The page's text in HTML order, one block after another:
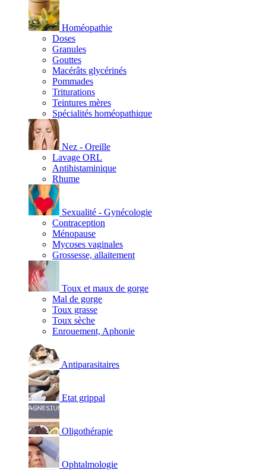
Homéopathie
Doses
Granules
Gouttes
Macérâts glycérinés
Pommades
Triturations
Teintures mères
Spécialités homéopathique
Nez - Oreille
Lavage ORL
Antihistaminique
Rhume
Sexualité - Gynécologie
Contraception
Ménopause
Mycoses vaginales
Grossesse, allaitement
Toux et maux de gorge
Mal de gorge
Toux grasse
Toux sèche
Enrouement, Aphonie
Antiparasitaires
Etat grippal
Oligothérapie
Ophtalmologie